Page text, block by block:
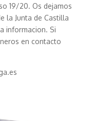
19/20. Os dejamos
la Junta de Castilla
informacion. Si
en contacto